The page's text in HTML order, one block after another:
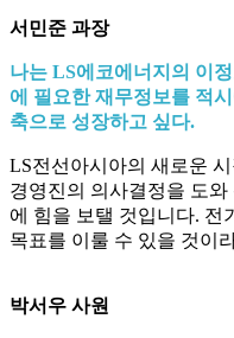
서민준 과장
나는 LS에코에너지의 이
에 필요한 재무정보를 적
축으로 성장하고 싶다.
LS전선아시아의 새로운
경영진의 의사결정을 도
에 힘을 보탤 것입니다. 전
목표를 이룰 수 있을 것이
박서우 사원